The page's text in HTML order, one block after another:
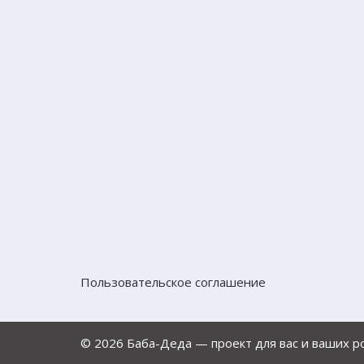
Пользовательское соглашение
© 2026 Баба-Деда — проект для вас и ваших